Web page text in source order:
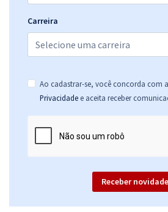
Carreira
Ao cadastrar-se, você concorda com
Privacidade e aceita receber
Receber